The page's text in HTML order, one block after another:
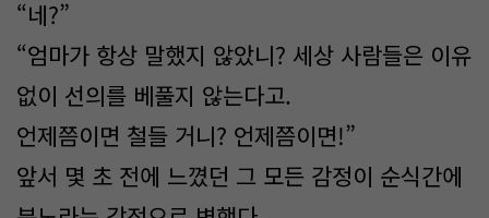
“네?”
“엄마가 항상 말했지 않았니? 세상 사람들은 이유
없이 선의를 베풀지 않는다고.
언제쯤이면 철들 거니? 언제쯤이면!”
앞서 몇 초 전에 느꼈던 그 모든 감정이 순식간에